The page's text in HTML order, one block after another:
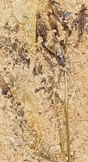
mois,
matériaux
de
ne l’étaient